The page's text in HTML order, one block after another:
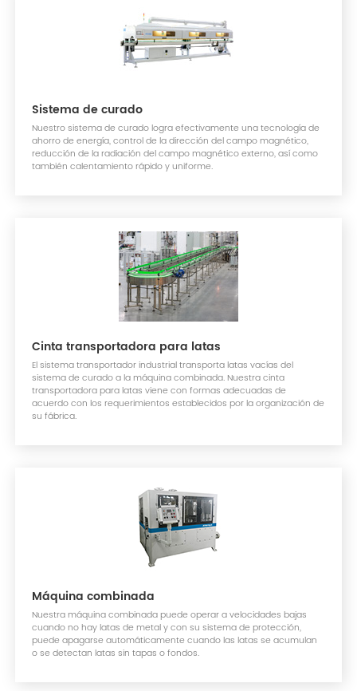
Sistema de curado
Nuestro sistema de curado logra efectivamente una tecnología de
ahorro de energía, control de la dirección del campo magnético,
reducción de la radiación del campo magnético externo, así como
también calentamiento rápido y uniforme.
Cinta transportadora para latas
El sistema transportador industrial transporta latas vacías del
sistema de curado a la máquina combinada. Nuestra cinta
transportadora para latas viene con formas adecuadas de
acuerdo con los requerimientos establecidos por la organización de
su fábrica.
Máquina combinada
Nuestra máquina combinada puede operar a velocidades bajas
cuando no hay latas de metal y con su sistema de protección,
puede apagarse automáticamente cuando las latas se acumulan
o se detectan latas sin tapas o fondos.